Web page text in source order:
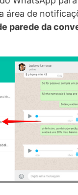
área de
parede da